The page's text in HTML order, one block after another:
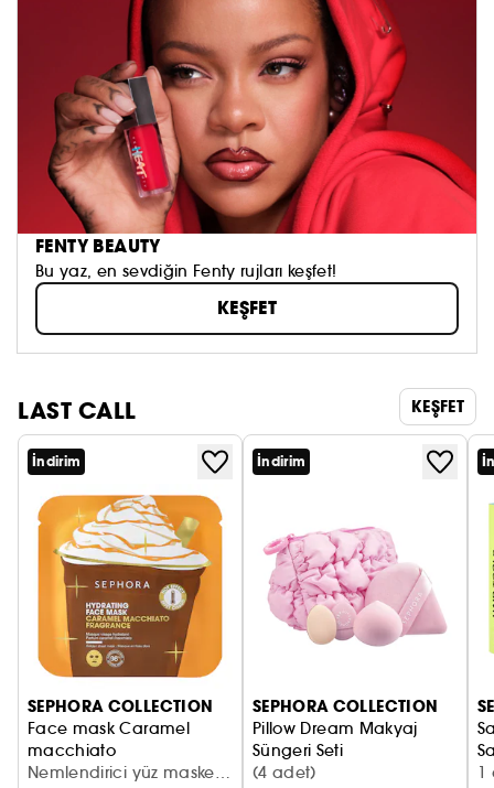
FENTY BEAUTY
Bu yaz, en sevdiğin Fenty rujları keşfet!
KEŞFET
LAST CALL KEŞFET
İndirim
SEPHORA COLLECTION
Face mask Caramel
macchiato
Karamel macchiato yüz maskesi
Nemlendirici yüz maskesi
İndirim
SEPHORA COLLECTION
Pillow Dream Makyaj
Süngeri Seti
Cilt Süngeri Seti
(4 adet)
1